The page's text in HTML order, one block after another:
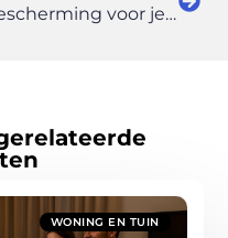
Bescherming voor je pak
WONING EN TUIN